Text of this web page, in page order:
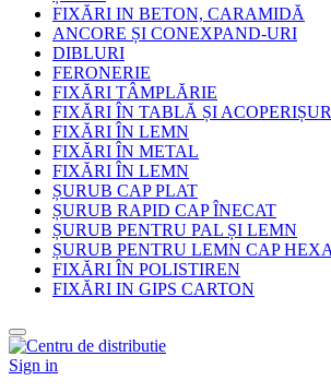
FIXĂRI IN BETON, CARAMIDĂ
ANCORE ȘI CONEXPAND-URI
DIBLURI
FERONERIE
FIXĂRI TÂMPLĂRIE
FIXĂRI ÎN TABLĂ ȘI
FIXĂRI ÎN LEMN
FIXĂRI ÎN METAL
FIXĂRI ÎN LEMN
ȘURUB CAP PLAT
ȘURUB RAPID CAP ÎNECAT
ȘURUB PENTRU PAL ȘI LEMN
ȘURUB PENTRU LEMN CAP
FIXĂRI ÎN POLISTIREN
FIXĂRI IN GIPS CARTON
Sign in